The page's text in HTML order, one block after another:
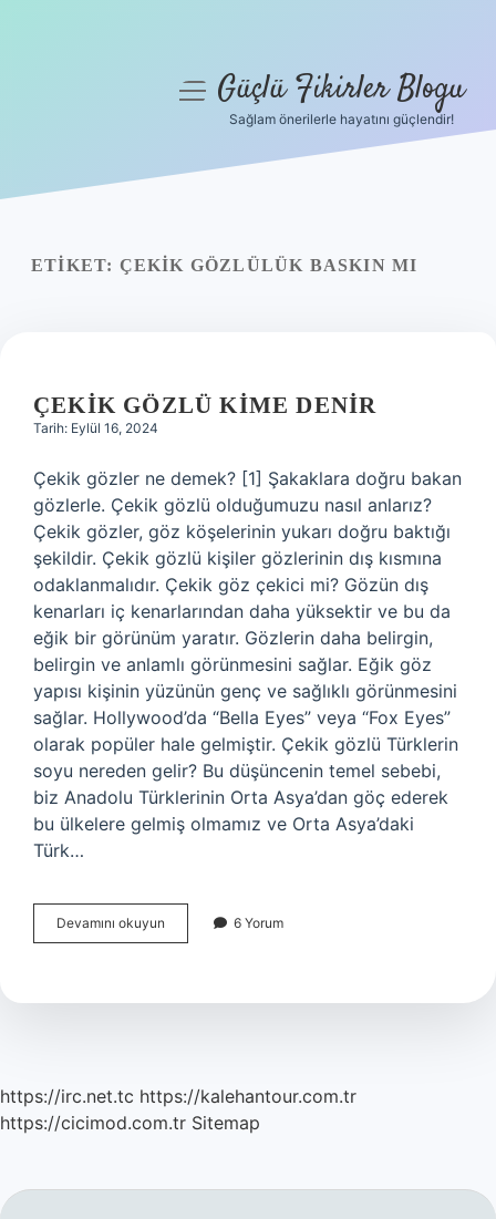
Yasal Uyarı
menüyüGüçlü Fikirler Blogu
Sağlam önerilerle hayatını güçlendir!
ETIKET: ÇEKIK GÖZLÜLÜK BASKIN MI
ÇEKIK GÖZLÜ KIME DENIR
Tarih: Eylül 16, 2024
Çekik gözler ne demek? [1] Şakaklara doğru bakan
gözlerle. Çekik gözlü olduğumuzu nasıl anlarız?
Çekik gözler, göz köşelerinin yukarı doğru baktığı
şekildir. Çekik gözlü kişiler gözlerinin dış kısmına
odaklanmalıdır. Çekik göz çekici mi? Gözün dış
kenarları iç kenarlarından daha yüksektir ve bu da
eğik bir görünüm yaratır. Gözlerin daha belirgin,
belirgin ve anlamlı görünmesini sağlar. Eğik göz
yapısı kişinin yüzünün genç ve sağlıklı görünmesini
sağlar. Hollywood’da “Bella Eyes” veya “Fox Eyes”
olarak popüler hale gelmiştir. Çekik gözlü Türklerin
soyu nereden gelir? Bu düşüncenin temel sebebi,
biz Anadolu Türklerinin Orta Asya’dan göç ederek
bu ülkelere gelmiş olmamız ve Orta Asya’daki
Türk…
Devamını okuyun
Gözlü
6 Yorum
https://irc.net.tc https://kalehantour.com.tr
https://cicimod.com.tr Sitemap